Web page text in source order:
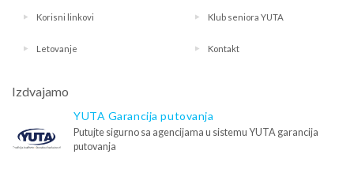
Korisni linkovi Klub seniora YUTA
Letovanje Kontakt
Izdvajamo
YUTA Garancija putovanja
Putujte sigurno sa agencijama u sistemu YUTA garancija
putovanja